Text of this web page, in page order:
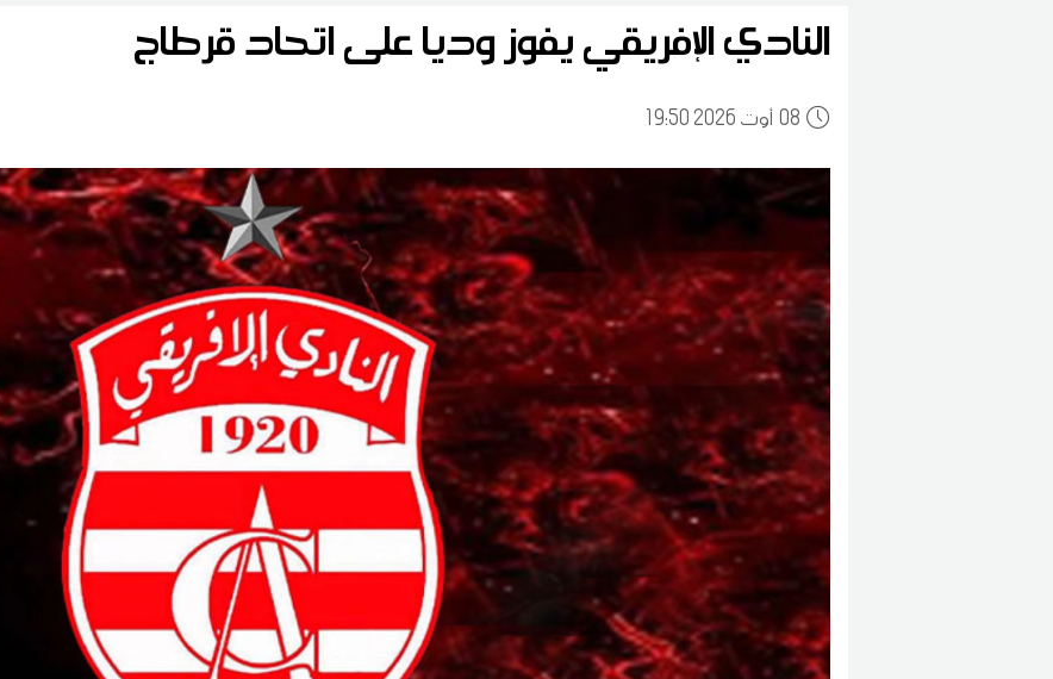
النادي الإفريقي يفوز وديا على اتحاد قرطاج
0819:50 2026 أوت